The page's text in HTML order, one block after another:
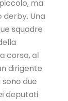
ma
derby. Una
squadre
corsa, al
dirigente
due
deputati